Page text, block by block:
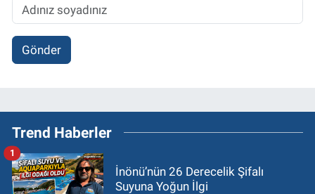
Gönder
Trend Haberler
İnönü’nün 26 Derecelik Şifalı
Suyuna Yoğun İlgi
1